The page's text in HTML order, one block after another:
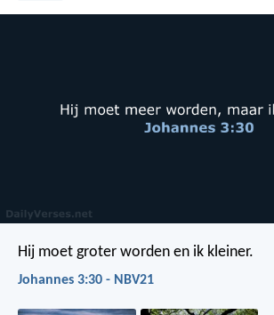
Hij moet groter worden en ik kleiner.
Johannes 3:30 - NBV21